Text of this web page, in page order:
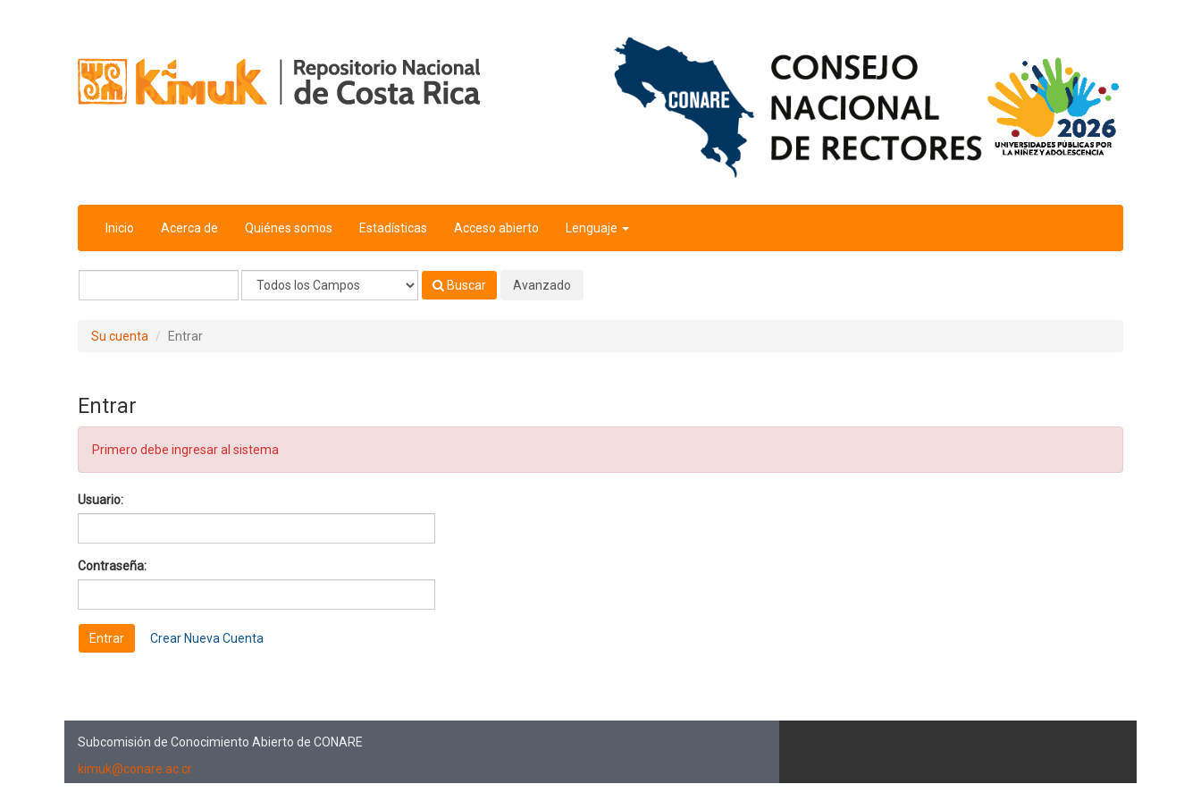
Inicio Acerca de Quiénes somos Estadísticas Acceso abierto Lenguaje
Buscar Avanzado
Su cuenta Entrar
Entrar
Primero debe ingresar al sistema
Usuario:
Contraseña:
Crear Nueva Cuenta
Subcomisión de Conocimiento Abierto de CONARE
kimuk@conare.ac.cr